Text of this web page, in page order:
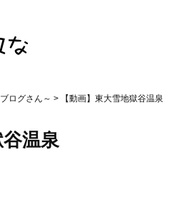
ログさん～ > 【動画】東大雪地獄谷温泉
谷温泉